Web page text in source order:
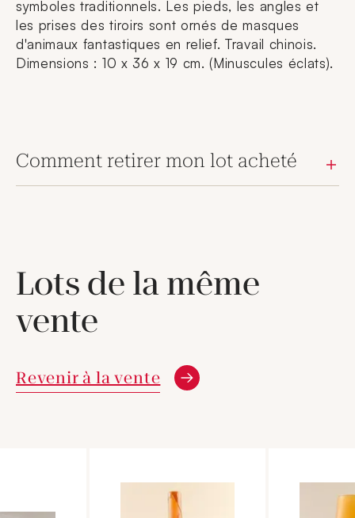
symboles traditionnels. Les pieds, les angles et
les prises des tiroirs sont ornés de masques
d'animaux fantastiques en relief. Travail chinois.
Dimensions : 10 x 36 x 19 cm. (Minuscules éclats).
Comment retirer mon lot acheté
Lots de la même
vente
Revenir à la vente